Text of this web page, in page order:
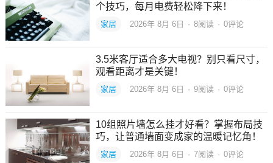
个技巧，每月电费轻松降下来！
家居 2026年 8月 6日 · 8阅读 · 0评论
3.5米客厅适合多大电视？别只看尺寸，
观看距离才是关键！
家居 2026年 8月 6日 · 9阅读 · 0评论
10组照片墙怎么挂才好看？掌握布局技
巧，让普通墙面变成家的温暖记忆角！
家居 2026年 8月 6日 · 7阅读 · 0评论